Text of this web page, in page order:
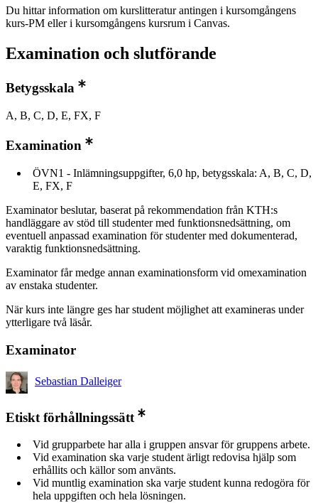
Du hittar information om kurslitteratur antingen i kursomgångens
kurs-PM eller i kursomgångens kursrum i Canvas.
Examination och slutförande
Betygsskala
A, B, C, D, E, FX, F
Examination
ÖVN1 - Inlämningsuppgifter, 6,0 hp, betygsskala: A, B, C, D,
E, FX, F
Examinator beslutar, baserat på rekommendation från KTH:s
handläggare av stöd till studenter med funktionsnedsättning, om
eventuell anpassad examination för studenter med dokumenterad,
varaktig funktionsnedsättning.
Examinator får medge annan examinationsform vid omexamination
av enstaka studenter.
När kurs inte längre ges har student möjlighet att examineras under
ytterligare två läsår.
Examinator
Sebastian Dalleiger
Etiskt förhållningssätt
Vid grupparbete har alla i gruppen ansvar för gruppens arbete.
Vid examination ska varje student ärligt redovisa hjälp som
erhållits och källor som använts.
Vid muntlig examination ska varje student kunna redogöra för
hela uppgiften och hela lösningen.